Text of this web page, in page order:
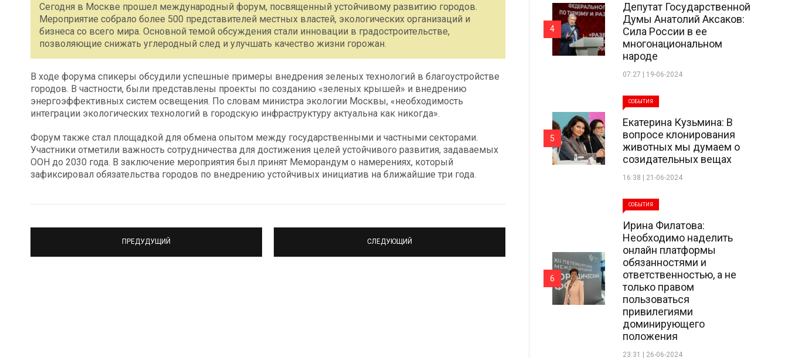
Сегодня в Москве прошел международный форум, посвященный устойчивому развитию городов.
Мероприятие собрало более 500 представителей местных властей, экологических организаций и
бизнеса со всего мира. Основной темой обсуждения стали инновации в градостроительстве,
позволяющие снижать углеродный след и улучшать качество жизни горожан.
В ходе форума спикеры обсудили успешные примеры внедрения зеленых технологий в благоустройстве
городов. В частности, были представлены проекты по созданию «зеленых крышей» и внедрению
энергоэффективных систем освещения. По словам министра экологии Москвы, «необходимость
интеграции экологических технологий в городскую инфраструктуру актуальна как никогда».
Форум также стал площадкой для обмена опытом между государственными и частными секторами.
Участники отметили важность сотрудничества для достижения целей устойчивого развития, задаваемых
ООН до 2030 года. В заключение мероприятия был принят Меморандум о намерениях, который
зафиксировал обязательства городов по внедрению устойчивых инициатив на ближайшие три года.
ПРЕДУДУЩИЙ СЛЕДУЮЩИЙ
Депутат Государственной
Думы Анатолий Аксаков:
Сила России в ее
многонациональном
народе
07:27 | 19-06-2024
4
СОБЫТИЯ
Екатерина Кузьмина: В
вопросе клонирования
животных мы думаем о
созидательных вещах
16:38 | 21-06-2024
5
СОБЫТИЯ
Ирина Филатова:
Необходимо наделить
онлайн платформы
обязанностями и
ответственностью, а не
только правом
пользоваться
привилегиями
доминирующего
положения
23:31 | 26-06-2024
6